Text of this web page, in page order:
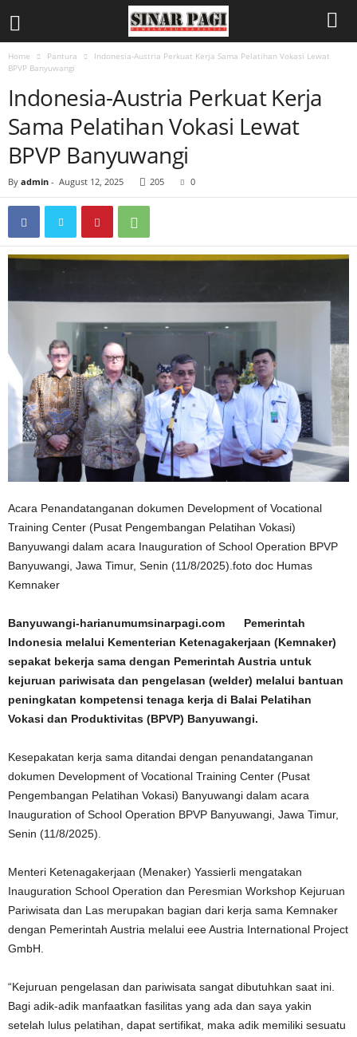
Home Pantura
Indonesia-Austria Perkuat Kerja Sama Pelatihan Vokasi Lewat
BPVP Banyuwangi
Indonesia-Austria Perkuat Kerja
Sama Pelatihan Vokasi Lewat
BPVP Banyuwangi
By admin - August 12, 2025 205 0
Acara Penandatanganan dokumen Development of Vocational
Training Center (Pusat Pengembangan Pelatihan Vokasi)
Banyuwangi dalam acara Inauguration of School Operation BPVP
Banyuwangi, Jawa Timur, Senin (11/8/2025).foto doc Humas
Kemnaker
Banyuwangi-harianumumsinarpagi.com Pemerintah
Indonesia melalui Kementerian Ketenagakerjaan (Kemnaker)
sepakat bekerja sama dengan Pemerintah Austria untuk
kejuruan pariwisata dan pengelasan (welder) melalui bantuan
peningkatan kompetensi tenaga kerja di Balai Pelatihan
Vokasi dan Produktivitas (BPVP) Banyuwangi.
Kesepakatan kerja sama ditandai dengan penandatanganan
dokumen Development of Vocational Training Center (Pusat
Pengembangan Pelatihan Vokasi) Banyuwangi dalam acara
Inauguration of School Operation BPVP Banyuwangi, Jawa Timur,
Senin (11/8/2025).
Menteri Ketenagakerjaan (Menaker) Yassierli mengatakan
Inauguration School Operation dan Peresmian Workshop Kejuruan
Pariwisata dan Las merupakan bagian dari kerja sama Kemnaker
dengan Pemerintah Austria melalui eee Austria International Project
GmbH.
“Kejuruan pengelasan dan pariwisata sangat dibutuhkan saat ini.
Bagi adik-adik manfaatkan fasilitas yang ada dan saya yakin
setelah lulus pelatihan, dapat sertifikat, maka adik memiliki sesuatu